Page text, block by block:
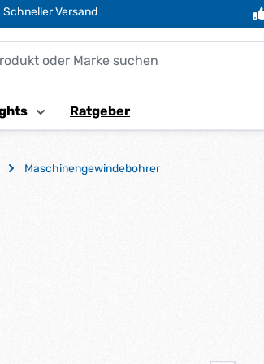
Schneller Versand
Ratgeber
Maschinengewindebohrer